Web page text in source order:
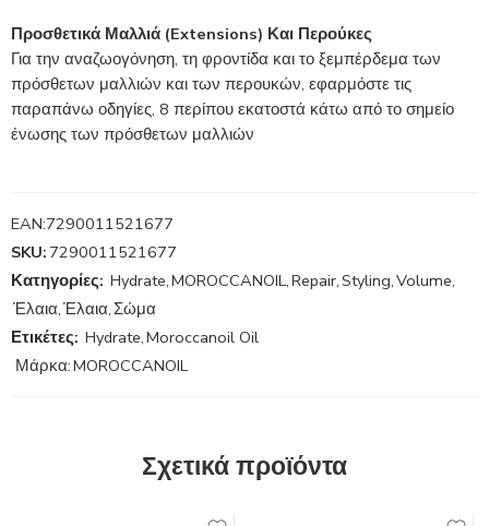
Προσθετικά Μαλλιά (Extensions) Και Περούκες
Για την αναζωογόνηση, τη φροντίδα και το ξεμπέρδεμα των
πρόσθετων μαλλιών και των περουκών, εφαρμόστε τις
παραπάνω οδηγίες, 8 περίπου εκατοστά κάτω από το σημείο
ένωσης των πρόσθετων μαλλιών
EAN:7290011521677
SKU: 7290011521677
Κατηγορίες: Hydrate,MOROCCANOIL,Repair,Styling,Volume,
Έλαια,Έλαια,Σώμα
Ετικέτες: Hydrate,Moroccanoil Oil
Μάρκα:MOROCCANOIL
Σχετικά προϊόντα